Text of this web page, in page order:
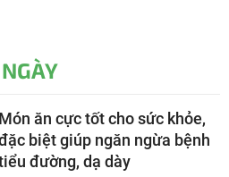
Món ăn cực tốt cho sức khỏe,
biệt giúp ngăn ngừa bệnh
đường, dạ dày